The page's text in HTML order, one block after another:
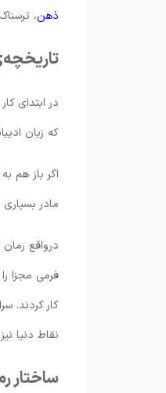
ذهن،
در ابتدای
که زبان
اگر باز هم
مادر بسیاری
درواقع
فرمی مجزا
کار کردند.
نقاط دنیا
ساختار